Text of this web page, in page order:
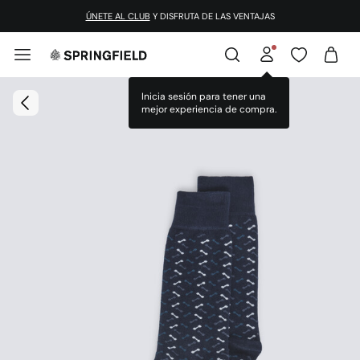
ÚNETE AL CLUB Y DISFRUTA DE LAS VENTAJAS
Inicia sesión para tener una
mejor experiencia de compra.